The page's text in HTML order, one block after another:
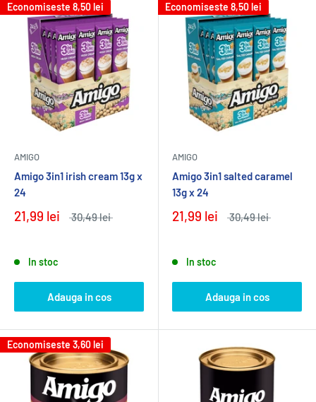
Economiseste 8,50 lei
AMIGO
Amigo 3in1 irish cream 13g x
24
21,99 lei 30,49 lei
In stoc
Adauga in cos
Economiseste 8,50 lei
AMIGO
Amigo 3in1 salted caramel
13g x 24
21,99 lei 30,49 lei
In stoc
Adauga in cos
Economiseste 3,60 lei